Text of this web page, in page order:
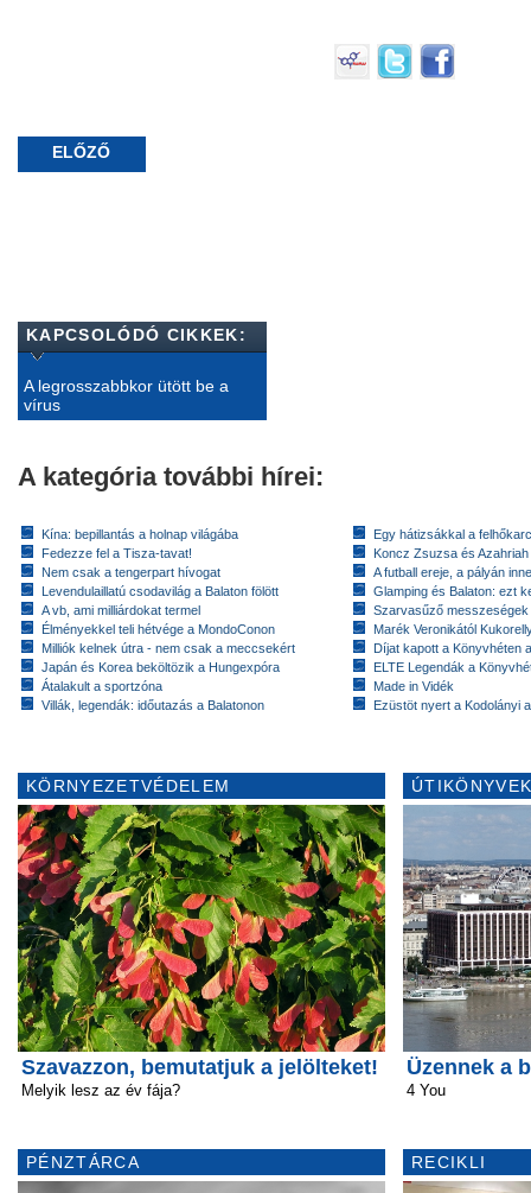
ELŐZŐ
KAPCSOLÓDÓ CIKKEK:
A legrosszabbkor ütött be a
vírus
A kategória további hírei:
Kína: bepillantás a holnap világába
Fedezze fel a Tisza-tavat!
Nem csak a tengerpart hívogat
Levendulaillatú csodavilág a Balaton fölött
A vb, ami milliárdokat termel
Élményekkel teli hétvége a MondoConon
Milliók kelnek útra - nem csak a meccsekért
Japán és Korea beköltözik a Hungexpóra
Átalakult a sportzóna
Villák, legendák: időutazás a Balatonon
Egy hátizsákkal a
Koncz Zsuzsa és
A futball ereje, a pályán
Glamping és Balaton: ezt
Szarvasűző messzeségek
Marék Veronikától
Díjat kapott a Könyvhéten
ELTE Legendák a
Made in Vidék
Ezüstöt nyert a Kodolányi
KÖRNYEZETVÉDELEM
Szavazzon, bemutatjuk a jelölteket!
Melyik lesz az év fája?
PÉNZTÁRCA
Üzennek a
4 You
RECIKLI